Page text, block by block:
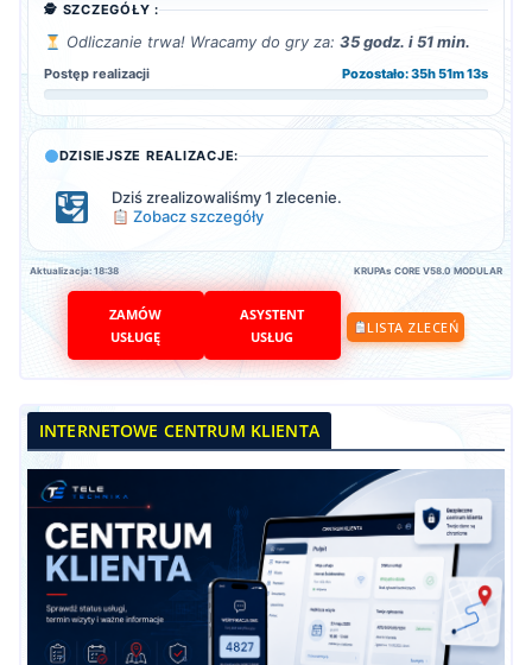
🕵️ SZCZEGÓŁY :
Odliczanie trwa! Wracamy do gry za: 35 godz. i 51 min.
Postęp realizacji Pozostało: 35h 51m 12s
DZISIEJSZE REALIZACJE:
Dziś zrealizowaliśmy 1 zlecenie.
Zobacz szczegóły
Aktualizacja: 18:38 KRUPAs CORE V58.0 MODULAR
ZAMÓW
USŁUGĘ
ASYSTENT
USŁUG
LISTA ZLECEŃ
INTERNETOWE CENTRUM KLIENTA